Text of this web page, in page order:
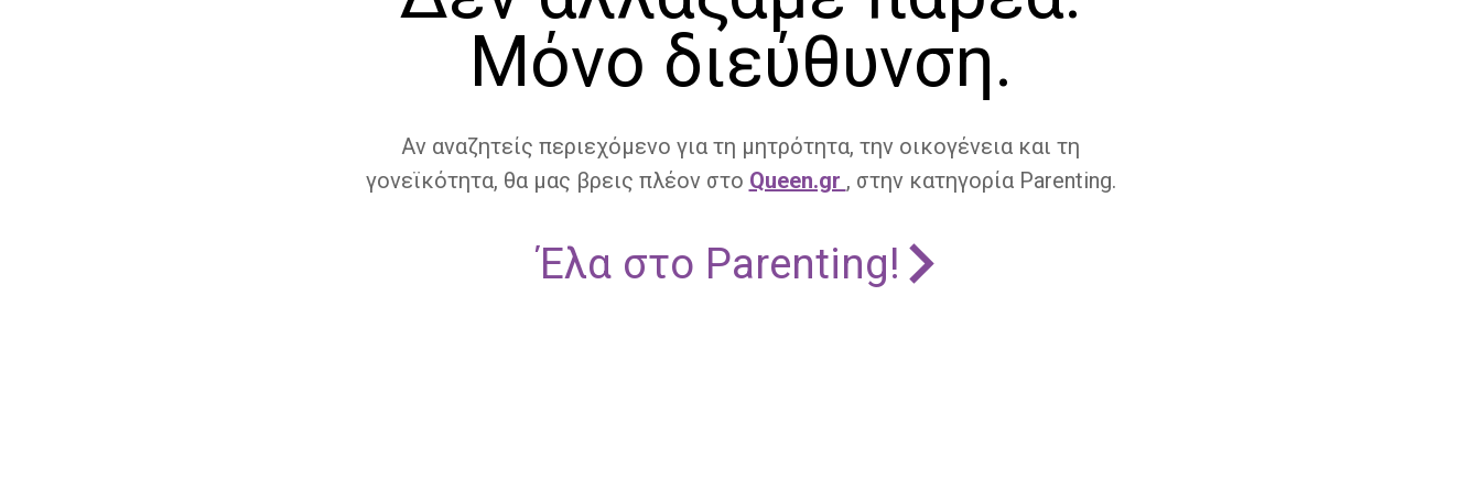
Μόνο διεύθυνση.
Αν αναζητείς περιεχόμενο για τη μητρότητα, την οικογένεια και τη
γονεϊκότητα, θα μας βρεις πλέον στο Queen.gr , στην κατηγορία Parenting.
Έλα στο Parenting!